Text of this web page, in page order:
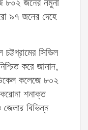
৮০২ জনের নমুনা
৯৭ জনের দেহে
সিভিল
করে জানান,
কলেজে ৮০২
শনাক্ত
বিভিন্ন